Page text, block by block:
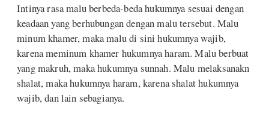
Intinya rasa malu berbeda-beda hukumnya sesuai dengan
keadaan yang berhubungan dengan malu tersebut. Malu
minum khamer, maka malu di sini hukumnya wajib,
karena meminum khamer hukumnya haram. Malu berbuat
yang makruh, maka hukumnya sunnah. Malu melaksanakn
shalat, maka hukumnya haram, karena shalat hukumnya
wajib, dan lain sebagianya.